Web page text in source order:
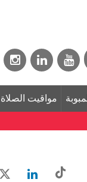
مواقيت الصلاة